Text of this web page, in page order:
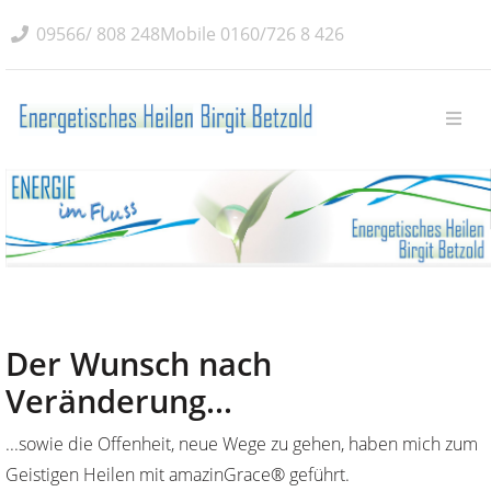
09566/ 808 248Mobile 0160/726 8 426
Der Wunsch nach
Veränderung...
...sowie die Offenheit, neue Wege zu gehen, haben mich zum
Geistigen Heilen mit amazinGrace® geführt.